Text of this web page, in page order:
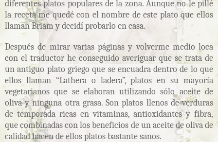
diferentes platos populares de la zona. Aunque no le pillé
la receta me quedé con el nombre de este plato que ellos
llaman Briam y decidí probarlo en casa.
Después de mirar varias páginas y volverme medio loca
con el traductor he conseguido averiguar que se trata de
un antiguo plato griego que se encuadra dentro de lo que
ellos llaman “Lathera o ladera”, platos en su mayoría
vegetarianos que se elaboran utilizando sólo aceite de
oliva y ninguna otra grasa. Son platos llenos de verduras
de temporada ricas en vitaminas, antioxidantes y fibra,
que combinadas con los beneficios de un aceite de oliva de
calidad hacen de ellos platos bastante sanos.